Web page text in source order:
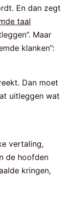
En dan zegt
taal
Maar
klanken”:
Dan moet
uitleggen wat
vertaling,
de hoofden
kringen,